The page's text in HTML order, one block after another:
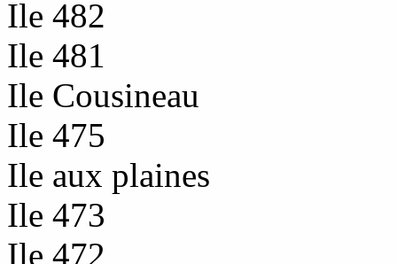
Ile 482
Ile 481
Ile Cousineau
Ile 475
Ile aux plaines
Ile 473
Ile 472